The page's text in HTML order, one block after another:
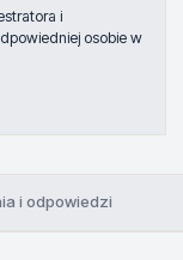
i
osobie w
i odpowiedzi